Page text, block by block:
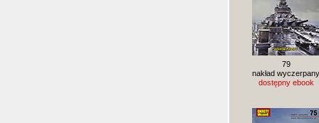
79
nakład wyczerpany
dostępny ebook